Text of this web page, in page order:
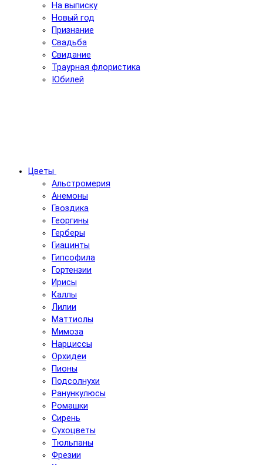
На выписку
Новый год
Признание
Свадьба
Свидание
Траурная флористика
Юбилей
Цветы
Альстромерия
Анемоны
Гвоздика
Георгины
Герберы
Гиацинты
Гипсофила
Гортензии
Ирисы
Каллы
Лилии
Маттиолы
Мимоза
Нарциссы
Орхидеи
Пионы
Подсолнухи
Ранункулюсы
Ромашки
Сирень
Сухоцветы
Тюльпаны
Фрезии